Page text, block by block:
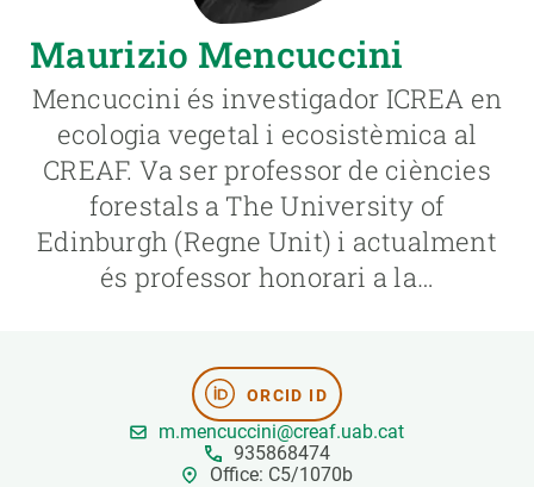
Maurizio Mencuccini
Mencuccini és investigador ICREA en
ecologia vegetal i ecosistèmica al
CREAF. Va ser professor de ciències
forestals a The University of
Edinburgh (Regne Unit) i actualment
és professor honorari a la…
ORCID ID
m.mencuccini@creaf.uab.cat
935868474
Office: C5/1070b
CIÈNCIA EN ACCIÓ
UNEIX-TE A NOSALTRES
PARTICIPA
NOTÍCIES I AGENDA